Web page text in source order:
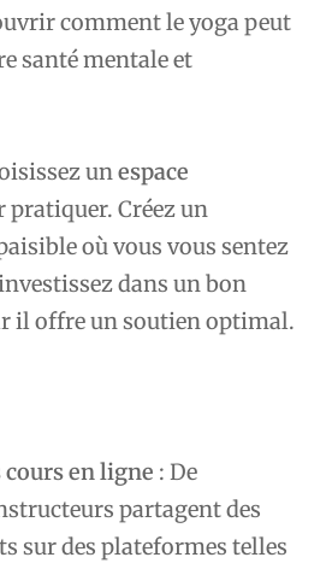
comment le yoga peut
santé mentale et
unespace
pratiquer. Créez un
où vous vous sentez
dans un bon
il offre un soutien optimal.
en ligne : De
partagent des
sur des plateformes telles